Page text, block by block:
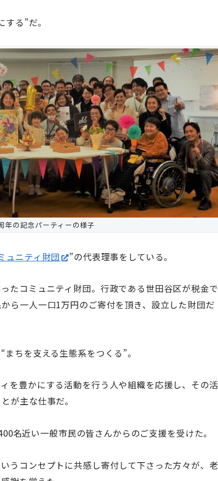
る”だ。
年の記念パーティーの様子
ュニティ財団 ”の代表理事をしている。
たコミュニティ財団。行政である世田谷区が税金で
ら一人一口1万円のご寄付を頂き、設立した財団だ
ちを支える生態系をつくる”。
を豊かにする活動を行う人や組織を応援し、その活
が主な仕事だ。
名近い一般市民の皆さんからのご支援を受けた。
うコンセプトに共感し寄付して下さった方々が、老